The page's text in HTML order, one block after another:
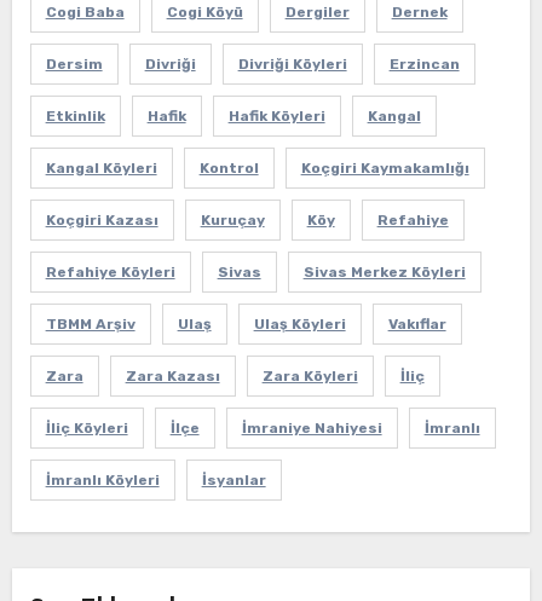
Cogi Baba Cogi Köyü Dergiler Dernek
Dersim Divriği Divriği Köyleri Erzincan
Etkinlik Hafik Hafik Köyleri Kangal
Kangal Köyleri Kontrol Koçgiri Kaymakamlığı
Koçgiri Kazası Kuruçay Köy Refahiye
Refahiye Köyleri Sivas Sivas Merkez Köyleri
TBMM Arşiv Ulaş Ulaş Köyleri Vakıflar
Zara Zara Kazası Zara Köyleri İliç
İliç Köyleri İlçe İmraniye Nahiyesi İmranlı
İmranlı Köyleri İsyanlar